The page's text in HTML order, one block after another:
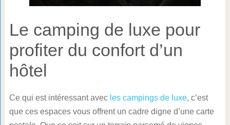
Le camping de luxe pour
profiter du confort d’un
hôtel
Ce qui est intéressant avecles campings de luxe, c’est
que ces espaces vous offrent un cadre digne d’une carte